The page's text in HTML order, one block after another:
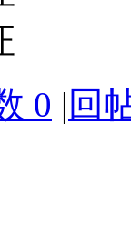
0 | 回